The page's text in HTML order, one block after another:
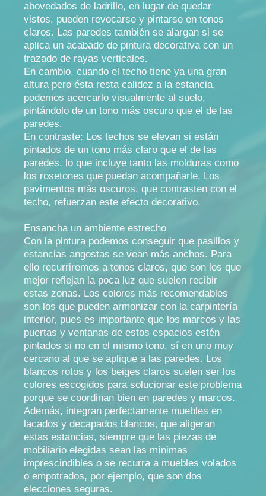
abovedados de ladrillo, en lugar de quedar
vistos, pueden revocarse y pintarse en tonos
claros. Las paredes también se alargan si se
aplica un acabado de pintura decorativa con un
trazado de rayas verticales.
En cambio, cuando el techo tiene ya una gran
altura pero ésta resta calidez a la estancia,
podemos acercarlo visualmente al suelo,
pintándolo de un tono más oscuro que el de las
paredes.
En contraste: Los techos se elevan si están
pintados de un tono más claro que el de las
paredes, lo que incluye tanto las molduras como
los rosetones que puedan acompañarle. Los
pavimentos más oscuros, que contrasten con el
techo, refuerzan este efecto decorativo.
Ensancha un ambiente estrecho
Con la pintura podemos conseguir que pasillos y
estancias angostas se vean más anchos. Para
ello recurriremos a tonos claros, que son los que
mejor reflejan la poca luz que suelen recibir
estas zonas. Los colores más recomendables
son los que pueden armonizar con la carpintería
interior, pues es importante que los marcos y las
puertas y ventanas de estos espacios estén
pintados si no en el mismo tono, sí en uno muy
cercano al que se aplique a las paredes. Los
blancos rotos y los beiges claros suelen ser los
colores escogidos para solucionar este problema
porque se coordinan bien en paredes y marcos.
Además, integran perfectamente muebles en
lacados y decapados blancos, que aligeran
estas estancias, siempre que las piezas de
mobiliario elegidas sean las mínimas
imprescindibles o se recurra a muebles volados
o empotrados, por ejemplo, que son dos
elecciones seguras.